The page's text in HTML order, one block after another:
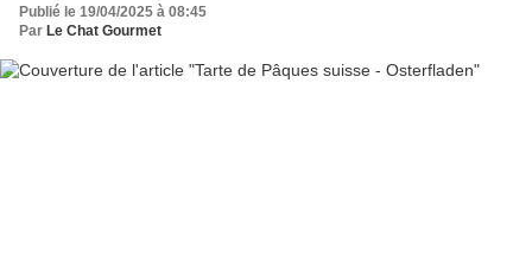
Publié le 19/04/2025 à 08:45
Par Le Chat Gourmet